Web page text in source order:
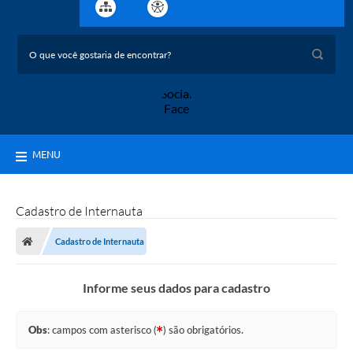
MENU
Cadastro de Internauta
Cadastro de Internauta
Informe seus dados para cadastro
Obs: campos com asterisco ( ) são obrigatórios.